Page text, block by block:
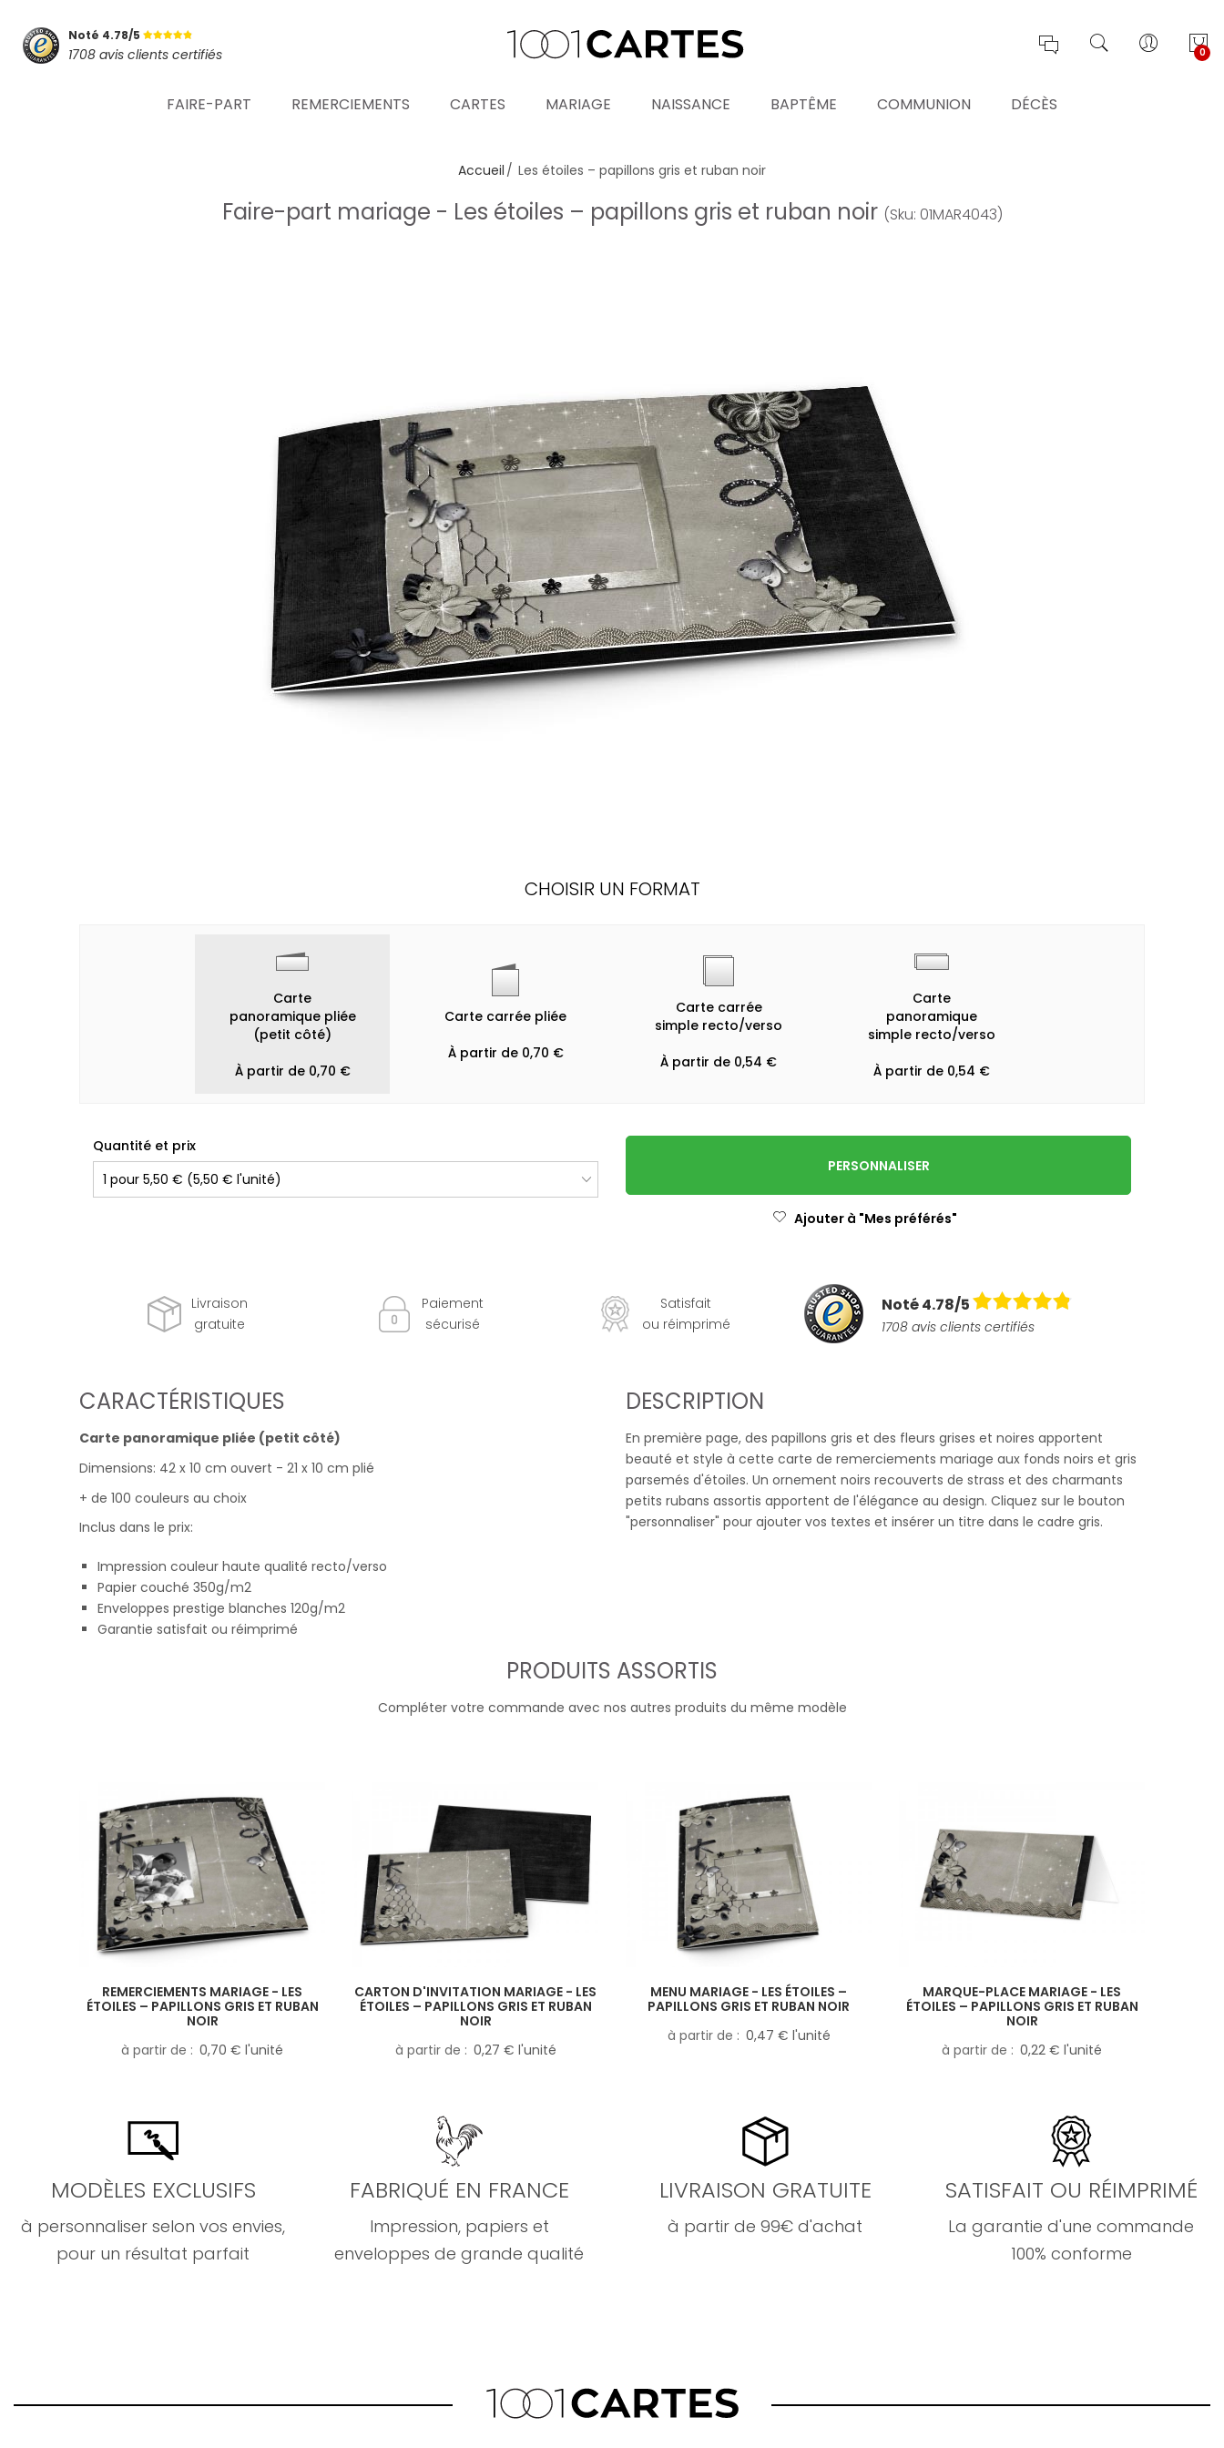
Noté 4.78/5
1708 avis clients certifiés 0
FAIRE-PART REMERCIEMENTS CARTES MARIAGE NAISSANCE BAPTÊME COMMUNION DÉCÈS
Mot de passe oublié ?
SE CONNECTER
Accueil Les étoiles – papillons gris et ruban noir
Faire-part mariage - Les étoiles – papillons gris et ruban noir (Sku: 01MAR4043)
CHOISIR UN FORMAT
Carte
panoramique pliée
(petit côté)
À partir de 0,70 €
Carte carrée pliée
À partir de 0,70 €
Carte carrée
simple recto/verso
À partir de 0,54 €
Carte
panoramique
simple recto/verso
À partir de 0,54 €
Quantité et prix
PERSONNALISER
Ajouter à "Mes préférés"
Livraison
gratuite
Paiement
sécurisé
Satisfait
ou réimprimé
Noté 4.78/5
1708 avis clients certifiés
CARACTÉRISTIQUES
Carte panoramique pliée (petit côté)
Dimensions: 42 x 10 cm ouvert - 21 x 10 cm plié
+ de 100 couleurs au choix
Inclus dans le prix:
Impression couleur haute qualité recto/verso
Papier couché 350g/m2
Enveloppes prestige blanches 120g/m2
Garantie satisfait ou réimprimé
DESCRIPTION
En première page, des papillons gris et des fleurs grises et noires apportent
beauté et style à cette carte de remerciements mariage aux fonds noirs et gris
parsemés d'étoiles. Un ornement noirs recouverts de strass et des charmants
petits rubans assortis apportent de l'élégance au design. Cliquez sur le bouton
"personnaliser" pour ajouter vos textes et insérer un titre dans le cadre gris.
PRODUITS ASSORTIS
Compléter votre commande avec nos autres produits du même modèle
REMERCIEMENTS MARIAGE - LES
ÉTOILES – PAPILLONS GRIS ET RUBAN
NOIR
à partir de
0,70 € l'unité
CARTON D'INVITATION MARIAGE - LES
ÉTOILES – PAPILLONS GRIS ET RUBAN
NOIR
à partir de
0,27 € l'unité
MENU MARIAGE - LES ÉTOILES –
PAPILLONS GRIS ET RUBAN NOIR
à partir de
0,47 € l'unité
MARQUE-PLACE MARIAGE - LES
ÉTOILES – PAPILLONS GRIS ET RUBAN
NOIR
à partir de
0,22 € l'unité
MODÈLES EXCLUSIFS
à personnaliser selon vos envies,
pour un résultat parfait
FABRIQUÉ EN FRANCE
Impression, papiers et
enveloppes de grande qualité
LIVRAISON GRATUITE
à partir de 99€ d'achat
SATISFAIT OU RÉIMPRIMÉ
La garantie d'une commande
100% conforme